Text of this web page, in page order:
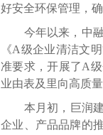
好安全环保管理，
今年以来，中融
《A级企业清洁文
准要求，开展了A
业由表及里向高质
本月初，巨润建
企业、产品品牌的